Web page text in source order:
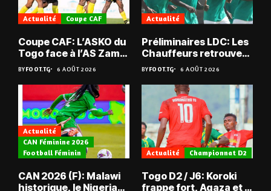
Actualité Coupe CAF
Coupe CAF: L’ASKO du
Togo face à l’AS Zam
du Niger
BYFOOT.TG 6 AOÛT 2026
Actualité
Préliminaires LDC: Les
Chauffeurs retrouvent
les Mimos
BYFOOT.TG 6 AOÛT 2026
Actualité
CAN Féminine 2026
Football Féminin
CAN 2026 (F): Malawi
historique, le Nigeria
Actualité Championnat D2
Togo D2 / J6: Koroki
frappe fort, Agaza et la